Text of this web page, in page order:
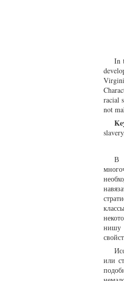
In
racial
not
В
нишу
или